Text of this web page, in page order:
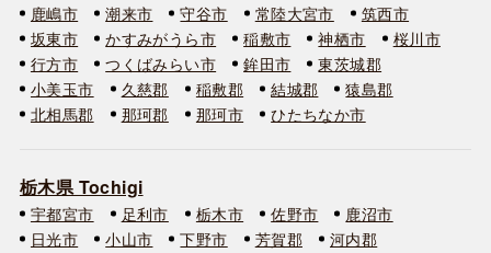
鹿嶋市
潮来市 守谷市 常陸大宮市
筑西市
坂東市
かすみがうら市 稲敷市 神栖市
桜川市
行方市
つくばみらい市 鉾田市
東茨城郡
小美玉市
久慈郡 稲敷郡 結城郡
猿島郡
北相馬郡
那珂郡 那珂市 ひたちなか市
栃木県 Tochigi
宇都宮市 足利市 栃木市 佐野市
鹿沼市
日光市
小山市 下野市 芳賀郡
河内郡